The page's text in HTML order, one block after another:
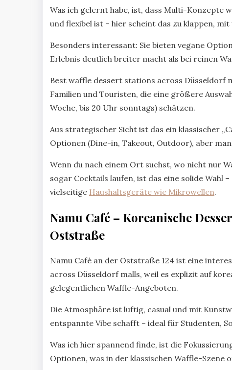
Was ich gelernt habe, ist, dass Multi-Konzepte
und flexibel ist – hier scheint das zu klappen, mit
Besonders interessant: Sie bieten vegane
Erlebnis deutlich breiter macht als bei reinen
Best waffle dessert stations across Düsseldorf
Familien und Touristen, die eine größere
Woche, bis 20 Uhr sonntags) schätzen.
Aus strategischer Sicht ist das ein klassischer
Optionen (Dine-in, Takeout, Outdoor), aber
Wenn du nach einem Ort suchst, wo nicht nur
sogar Cocktails laufen, ist das eine solide Wahl
vielseitige Haushaltsgeräte wie Mikrowellen.
Namu Café – Koreanische
Oststraße
Namu Café an der Oststraße 124 ist eine
across Düsseldorf malls, weil es explizit auf
gelegentlichen Waffle-Angeboten.
Die Atmosphäre ist luftig, casual und mit
entspannte Vibe schafft – ideal für Studenten,
Was ich hier spannend finde, ist die
Optionen, was in der klassischen Waffle-